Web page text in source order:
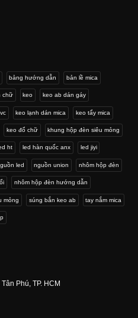
bảng hướng dẫn bản lề mica
chữ keo keo ab dán gáy
keo lạnh dán mica keo tẩy mica
keo đổ chữ khung hộp đèn siêu mỏng
ht led hàn quốc anx led jiyi
led nguồn union nhôm hộp đèn
nhôm hộp đèn hướng dẫn
mỏng súng bắn keo ab tay nắm mica
Phú, TP. HCM